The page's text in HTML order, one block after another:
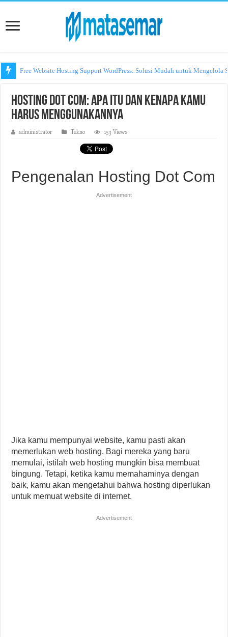
Free Website Hosting Support WordPress: Solusi Mudah untuk Mengelola
Hosting Dot Com: Apa Itu dan Kenapa Kamu
Harus Menggunakannya
administrator Tekno 153 Views
Pengenalan Hosting Dot Com
Advertisement
Jika kamu mempunyai website, kamu pasti akan
memerlukan web hosting. Bagi mereka yang baru
memulai, istilah web hosting mungkin bisa membuat
bingung. Tetapi, ketika kamu memahaminya dengan
baik, kamu akan mengetahui bahwa hosting diperlukan
untuk memuat website di internet.
Advertisement